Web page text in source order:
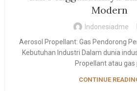
Modern
Indonesiadme
Aerosol Propellant: Gas Pendorong
Kebutuhan Industri Dalam dunia
Propellant atau gas
CONTINUE